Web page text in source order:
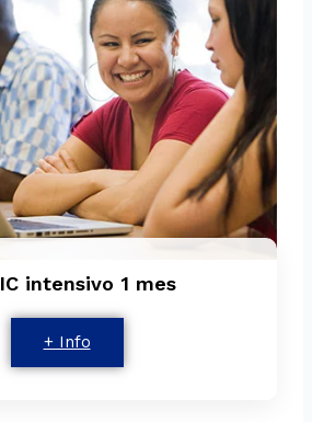
intensivo 1 mes
+ Info